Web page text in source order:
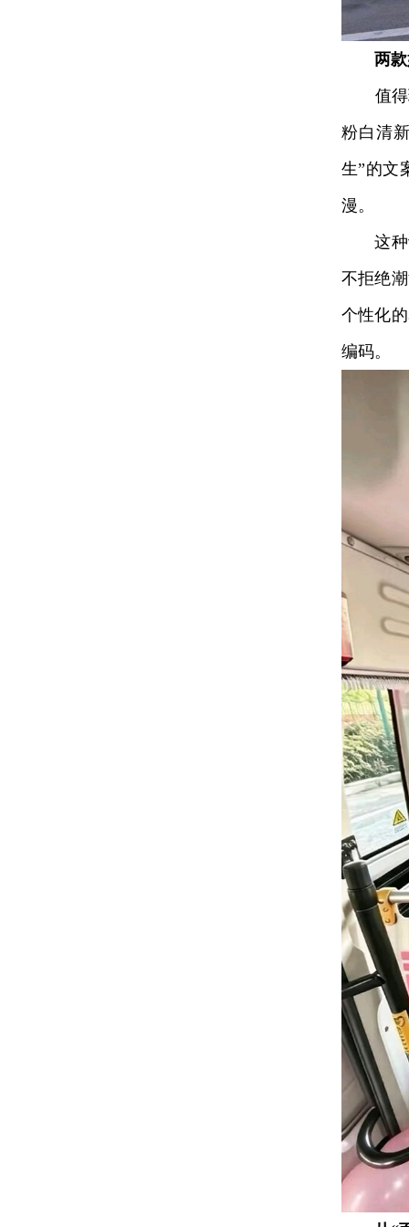
两
值得玩
粉白清
生”的文
漫。
这种设
不拒绝
个性化
编码。